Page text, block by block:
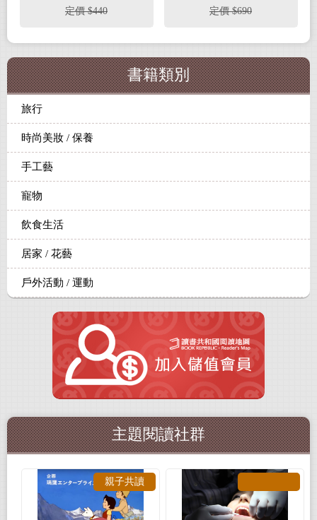
定價 $440
定價 $690
書籍類別
旅行
時尚美妝 / 保養
手工藝
寵物
飲食生活
居家 / 花藝
戶外活動 / 運動
主題閱讀社群
親子共讀